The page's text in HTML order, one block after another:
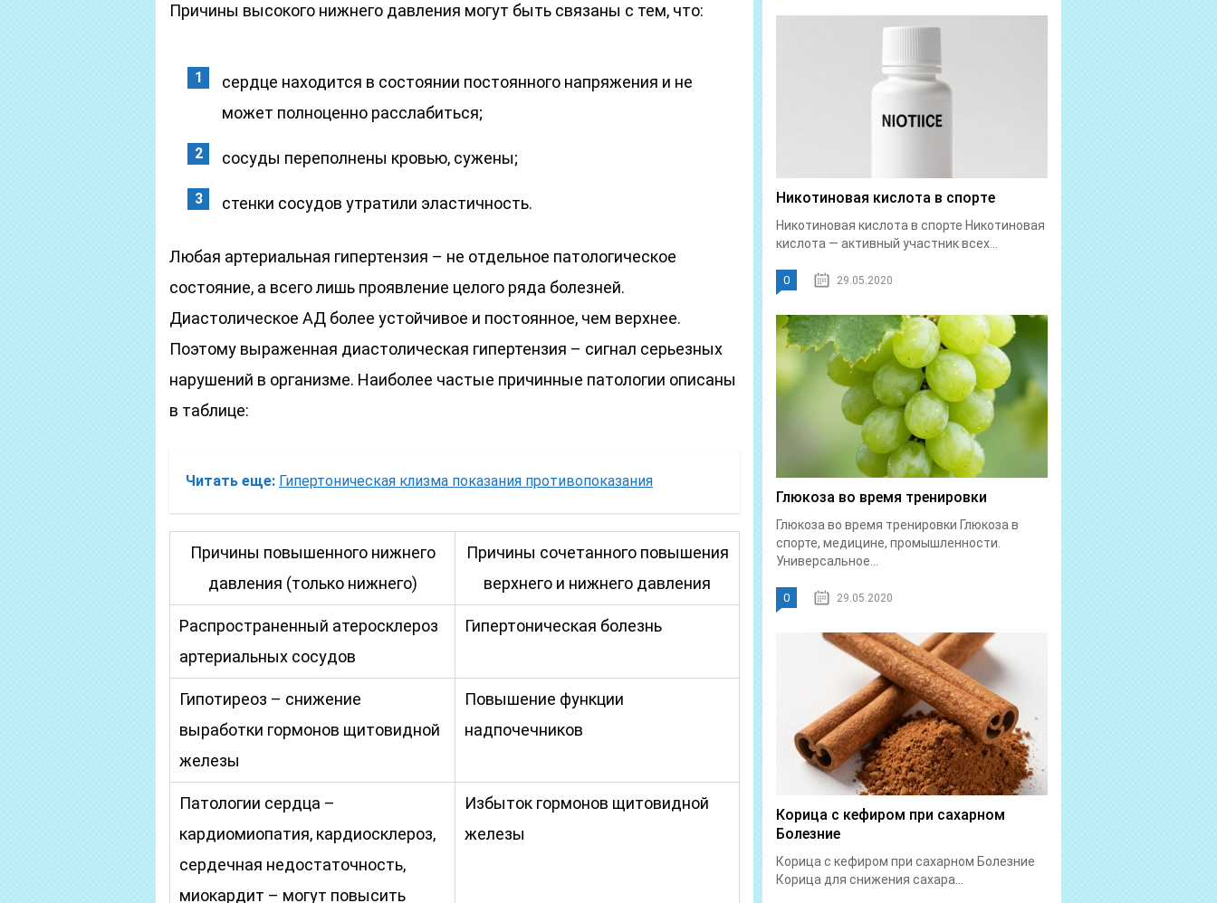
Причины высокого нижнего давления могут быть связаны с тем, что:
сердце находится в состоянии постоянного напряжения и не
может полноценно расслабиться;
сосуды переполнены кровью, сужены;
стенки сосудов утратили эластичность.
Любая артериальная гипертензия – не отдельное патологическое
состояние, а всего лишь проявление целого ряда болезней.
Диастолическое АД более устойчивое и постоянное, чем верхнее.
Поэтому выраженная диастолическая гипертензия – сигнал серьезных
нарушений в организме. Наиболее частые причинные патологии описаны
в таблице:
Читать еще: Гипертоническая клизма показания противопоказания
Причины повышенного нижнего
давления (только нижнего)
Причины сочетанного повышения
верхнего и нижнего давления
Распространенный атеросклероз
артериальных сосудов
Гипертоническая болезнь
Гипотиреоз – снижение
выработки гормонов щитовидной
железы
Повышение функции
надпочечников
Патологии сердца –
кардиомиопатия, кардиосклероз,
сердечная недостаточность,
миокардит – могут повысить
Избыток гормонов щитовидной
железы
Никотиновая кислота в спорте
Никотиновая кислота в спорте Никотиновая
кислота — активный участник всех...
0 29.05.2020
Глюкоза во время тренировки
Глюкоза во время тренировки Глюкоза в
спорте, медицине, промышленности.
Универсальное...
0 29.05.2020
Корица с кефиром при сахарном
Болезние
Корица с кефиром при сахарном Болезние
Корица для снижения сахара...